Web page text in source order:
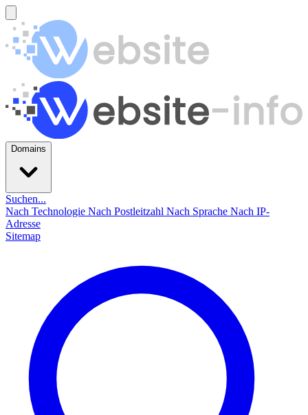
Domains
Suchen...
Nach Technologie Nach Postleitzahl Nach Sprache Nach IP-
Adresse
Sitemap